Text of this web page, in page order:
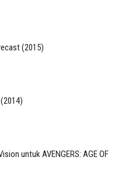
(2015)
untuk AVENGERS: AGE OF